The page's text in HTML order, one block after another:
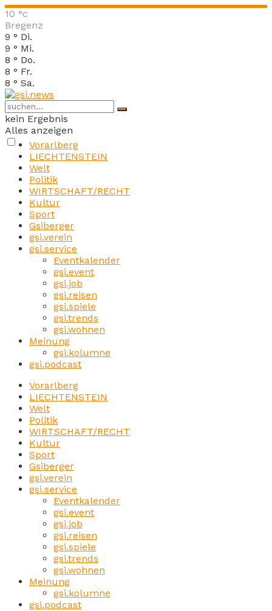
10 °c
Bregenz
9 ° Di.
9 ° Mi.
8 ° Do.
8 ° Fr.
8 ° Sa.
kein Ergebnis
Alles anzeigen
Vorarlberg
LIECHTENSTEIN
Welt
Politik
WIRTSCHAFT/RECHT
Kultur
Sport
Gsiberger
gsi.verein
gsi.service
Eventkalender
gsi.event
gsi.job
gsi.reisen
gsi.spiele
gsi.trends
gsi.wohnen
Meinung
gsi.kolumne
gsi.podcast
Vorarlberg
LIECHTENSTEIN
Welt
Politik
WIRTSCHAFT/RECHT
Kultur
Sport
Gsiberger
gsi.verein
gsi.service
Eventkalender
gsi.event
gsi.job
gsi.reisen
gsi.spiele
gsi.trends
gsi.wohnen
Meinung
gsi.kolumne
gsi.podcast